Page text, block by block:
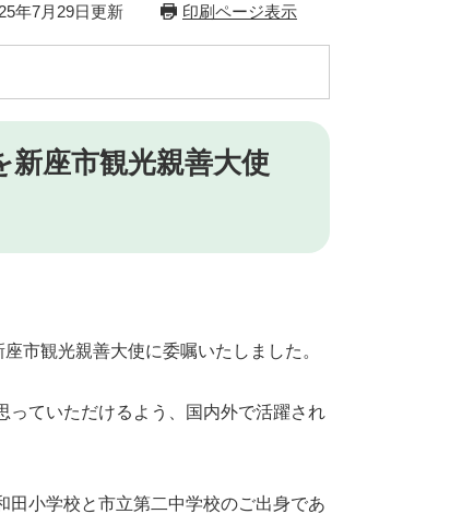
年7月29日更新 印刷ページ表示
新座市観光親善大使
市観光親善大使に委嘱いたしました。
っていただけるよう、国内外で活躍され
田小学校と市立第二中学校のご出身であ